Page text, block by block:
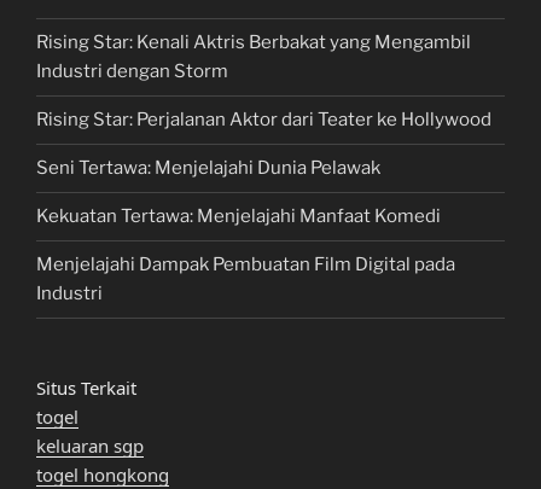
Rising Star: Kenali Aktris Berbakat yang Mengambil
Industri dengan Storm
Rising Star: Perjalanan Aktor dari Teater ke Hollywood
Seni Tertawa: Menjelajahi Dunia Pelawak
Kekuatan Tertawa: Menjelajahi Manfaat Komedi
Menjelajahi Dampak Pembuatan Film Digital pada
Industri
Situs Terkait
togel
keluaran sgp
togel hongkong